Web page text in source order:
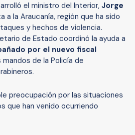
el ministro del Interior, Jorge
a la Araucanía, región que ha sido
y hechos de violencia.
de Estado coordinó la ayuda a
por el nuevo fiscal
mandos de la Policía de
preocupación por las situaciones
que han venido ocurriendo